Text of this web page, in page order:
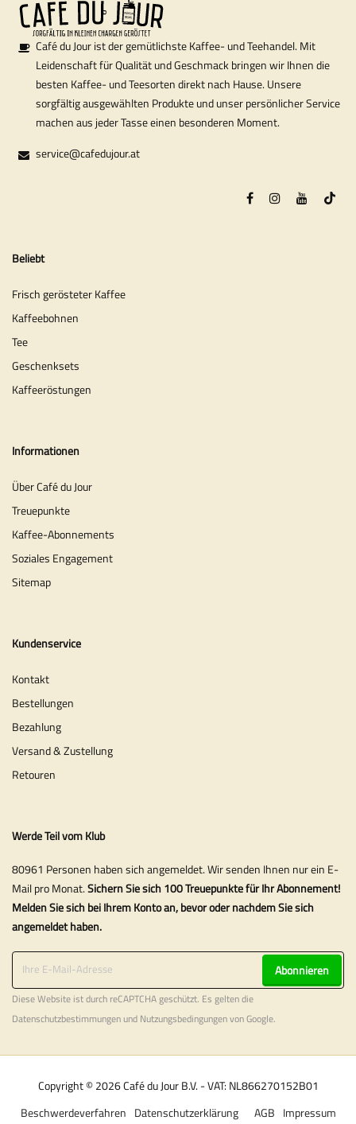
Café du Jour ist der gemütlichste Kaffee- und Teehandel. Mit
Leidenschaft für Qualität und Geschmack bringen wir Ihnen die
besten Kaffee- und Teesorten direkt nach Hause. Unsere
sorgfältig ausgewählten Produkte und unser persönlicher Service
machen aus jeder Tasse einen besonderen Moment.
service@cafedujour.at
Beliebt
Frisch gerösteter Kaffee
Kaffeebohnen
Tee
Geschenksets
Kaffeeröstungen
Informationen
Über Café du Jour
Treuepunkte
Kaffee-Abonnements
Soziales Engagement
Sitemap
Kundenservice
Kontakt
Bestellungen
Bezahlung
Versand & Zustellung
Retouren
Werde Teil vom Klub
80961 Personen haben sich angemeldet. Wir senden Ihnen nur ein E-
Mail pro Monat.Sichern Sie sich 100 Treuepunkte für Ihr Abonnement!
Melden Sie sich bei Ihrem Konto an, bevor oder nachdem Sie sich
angemeldet haben.
Abonnieren
Diese Website ist durch reCAPTCHA geschützt. Es gelten die
Datenschutzbestimmungen und Nutzungsbedingungenvon Google.
Copyright © 2026 Café du Jour B.V. - VAT: NL866270152B01
Impressum
AGB
Datenschutzerklärung
Beschwerdeverfahren